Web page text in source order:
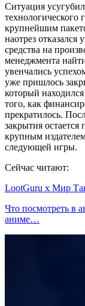
Ситуация
технологического
крупнейшим
наотрез
средства на
менеджмента
увенчались
уже пришлось
который
того, как
прекратилось.
закрытия
крупным
следующей игры.
Сейчас читают:
LootGuru x Мир
Что посмотреть в
аниме…